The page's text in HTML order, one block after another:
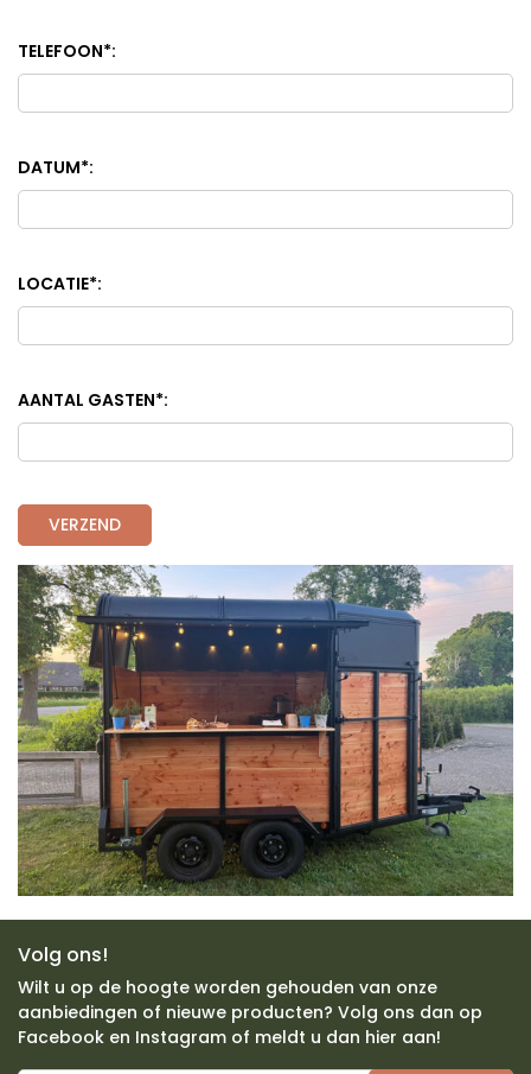
TELEFOON*:
DATUM*:
LOCATIE*:
AANTAL GASTEN*:
VERZEND
Volg ons!
Wilt u op de hoogte worden gehouden van onze
aanbiedingen of nieuwe producten? Volg ons dan op
Facebook en Instagram of meldt u dan hier aan!